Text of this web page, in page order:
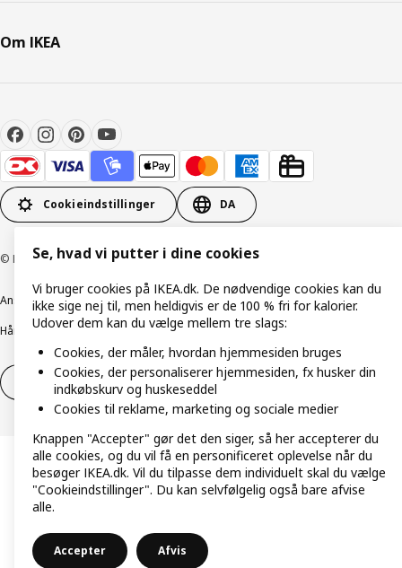
Om IKEA
Cookieindstillinger DA
© Inter IKEA Systems B.V. 1999-2026
Ansvarlig rapportering CookiepolitikDigital tilgængelighed
Håndtering af persondataSalgs- og leveringsbetingelser
Fortryd dit køb Fortryd dit køb af service
Se, hvad vi putter i dine cookies
Vi bruger cookies på IKEA.dk. De nødvendige cookies kan du
ikke sige nej til, men heldigvis er de 100 % fri for kalorier.
Udover dem kan du vælge mellem tre slags:
Cookies, der måler, hvordan hjemmesiden bruges
Cookies, der personaliserer hjemmesiden, fx husker din
indkøbskurv og huskeseddel
Cookies til reklame, marketing og sociale medier
Knappen "Accepter" gør det den siger, så her accepterer du
alle cookies, og du vil få en personificeret oplevelse når du
besøger IKEA.dk. Vil du tilpasse dem individuelt skal du vælge
"Cookieindstillinger". Du kan selvfølgelig også bare afvise
alle.
Accepter Afvis